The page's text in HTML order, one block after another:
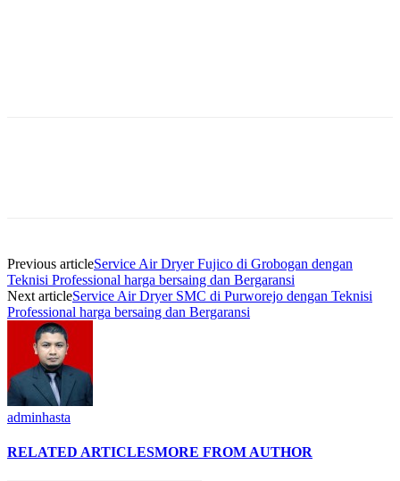
Previous articleService Air Dryer Fujico di Grobogan dengan
Teknisi Professional harga bersaing dan Bergaransi
Next articleService Air Dryer SMC di Purworejo dengan Teknisi
Professional harga bersaing dan Bergaransi
adminhasta
RELATED ARTICLESMORE FROM AUTHOR